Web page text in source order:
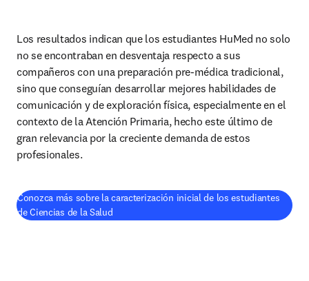
Los resultados indican que los estudiantes HuMed no solo
no se encontraban en desventaja respecto a sus
compañeros con una preparación pre-médica tradicional,
sino que conseguían desarrollar mejores habilidades de
comunicación y de exploración física, especialmente en el
contexto de la Atención Primaria, hecho este último de
gran relevancia por la creciente demanda de estos
profesionales.
Conozca más sobre la caracterización inicial de los estudiantes
de Ciencias de la Salud(